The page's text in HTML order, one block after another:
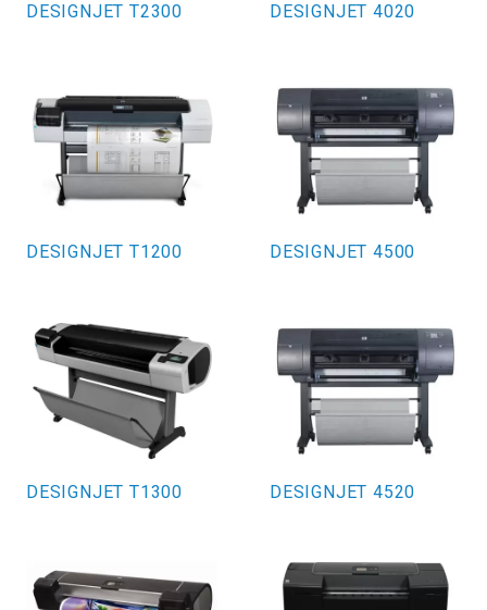
DESIGNJET T2300
DESIGNJET T1200
DESIGNJET T1300
DESIGNJET 4020
DESIGNJET 4500
DESIGNJET 4520